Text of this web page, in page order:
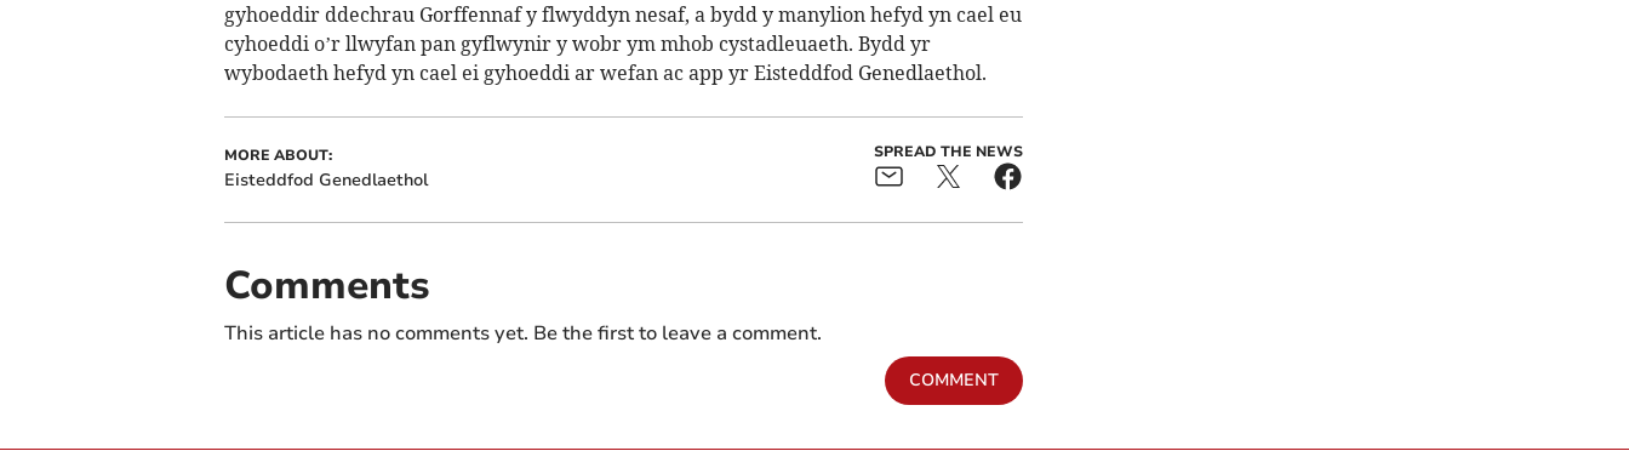
gyhoeddir ddechrau Gorffennaf y flwyddyn nesaf, a bydd y manylion hefyd yn cael eu
cyhoeddi o’r llwyfan pan gyflwynir y wobr ym mhob cystadleuaeth. Bydd yr
wybodaeth hefyd yn cael ei gyhoeddi ar wefan ac app yr Eisteddfod Genedlaethol.
MORE ABOUT:
Eisteddfod Genedlaethol
SPREAD THE NEWS
Comments
This article has no comments yet. Be the first to leave a comment.
COMMENT